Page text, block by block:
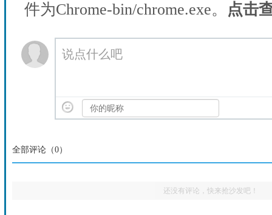
件为Chrome-bin/chrome.exe。
点击
说点什么吧
全部评论（0）
还没有评论，快来抢沙发吧！